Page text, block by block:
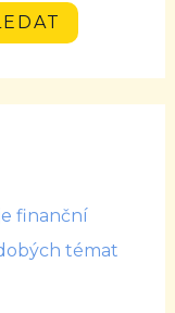
finanční
témat